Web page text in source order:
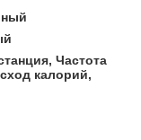
Частота
калорий,